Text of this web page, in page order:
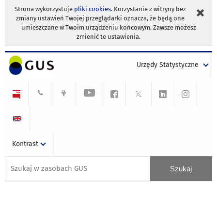
Strona wykorzystuje pliki cookies. Korzystanie z witryny bez
zmiany ustawień Twojej przeglądarki oznacza, że będą one
umieszczane w Twoim urządzeniu końcowym. Zawsze możesz
zmienić te ustawienia.
Urzędy Statystyczne
Kontrast